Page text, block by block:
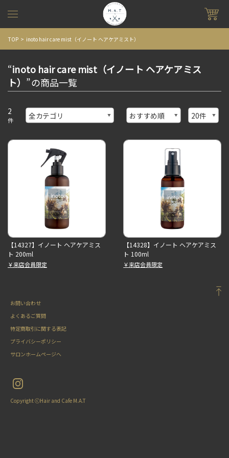
TOP inoto hair care mist（イノート ヘアケアミスト）
“inoto hair care mist（イノート ヘアケアミス
ト） ”の商品一覧
2
件
【14327】イノート ヘアケアミス
ト 200ml
￥来店会員限定
【14328】イノート ヘアケアミス
ト 100ml
￥来店会員限定
お問い合わせ
よくあるご質問
特定商取引に関する表記
プライバシーポリシー
サロンホームページへ
Copyright ⓒHair and Cafe M.A.T